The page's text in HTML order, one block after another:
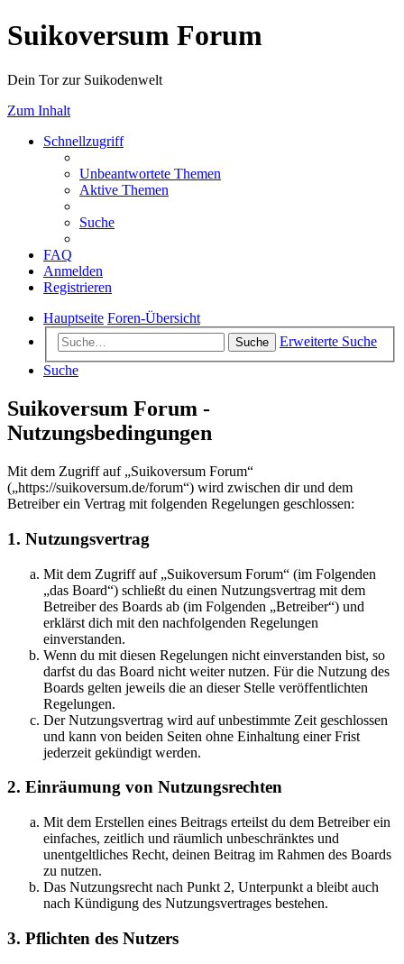
Suikoversum Forum
Dein Tor zur Suikodenwelt
Zum Inhalt
Schnellzugriff
Unbeantwortete Themen
Aktive Themen
Suche
FAQ
Anmelden
Registrieren
Hauptseite Foren-Übersicht
Suche
Erweiterte Suche
Suche
Suikoversum Forum -
Nutzungsbedingungen
Mit dem Zugriff auf „Suikoversum Forum“
(„https://suikoversum.de/forum“) wird zwischen dir und dem
Betreiber ein Vertrag mit folgenden Regelungen geschlossen:
1. Nutzungsvertrag
Mit dem Zugriff auf „Suikoversum Forum“ (im Folgenden
„das Board“) schließt du einen Nutzungsvertrag mit dem
Betreiber des Boards ab (im Folgenden „Betreiber“) und
erklärst dich mit den nachfolgenden Regelungen
einverstanden.
Wenn du mit diesen Regelungen nicht einverstanden bist, so
darfst du das Board nicht weiter nutzen. Für die Nutzung des
Boards gelten jeweils die an dieser Stelle veröffentlichten
Regelungen.
Der Nutzungsvertrag wird auf unbestimmte Zeit geschlossen
und kann von beiden Seiten ohne Einhaltung einer Frist
jederzeit gekündigt werden.
2. Einräumung von Nutzungsrechten
Mit dem Erstellen eines Beitrags erteilst du dem Betreiber ein
einfaches, zeitlich und räumlich unbeschränktes und
unentgeltliches Recht, deinen Beitrag im Rahmen des Boards
zu nutzen.
Das Nutzungsrecht nach Punkt 2, Unterpunkt a bleibt auch
nach Kündigung des Nutzungsvertrages bestehen.
3. Pflichten des Nutzers